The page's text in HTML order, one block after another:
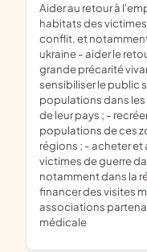
aider au retour à l'emploi et à la reconstruction des
habitats des
conflit, et
ukraine - aider le
grande précarité
sensibiliser le public
populations dans
de leur pays ; -
populations de ces
régions ; - acheter
victimes de guerre
notamment dans la
financer des visites
associations
médicale